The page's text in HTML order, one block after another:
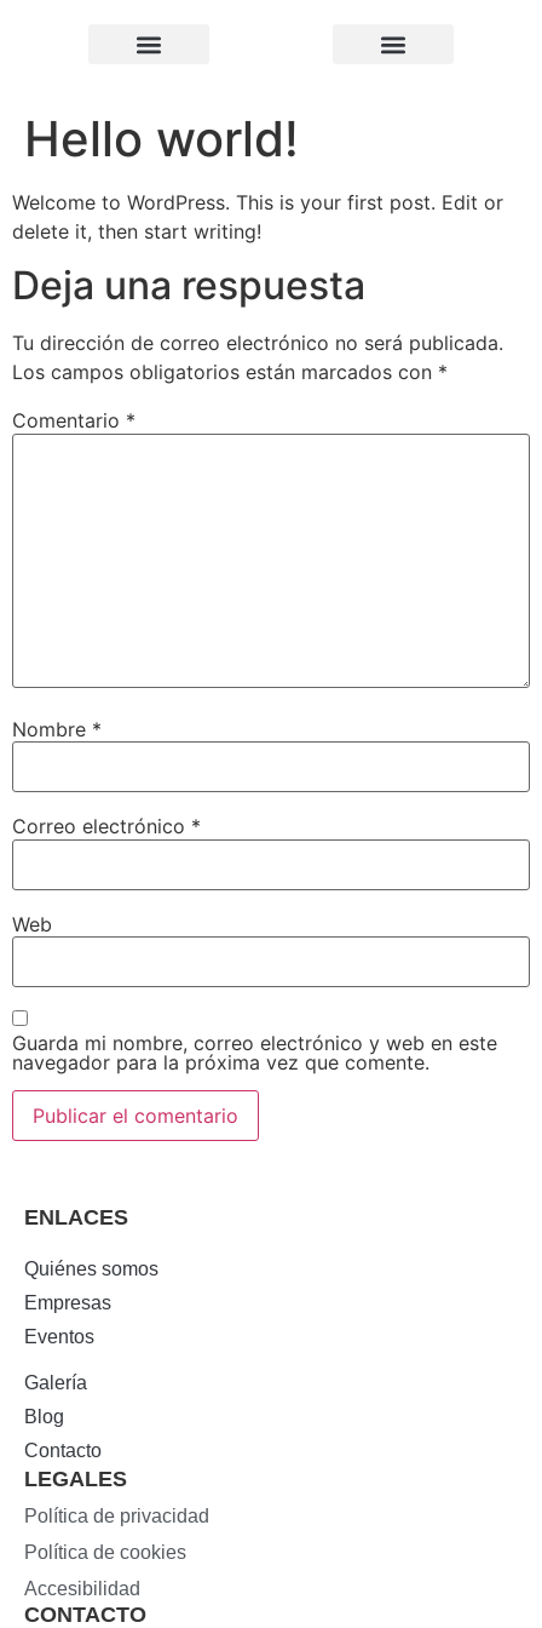
Hello world!
Welcome to WordPress. This is your first post. Edit or
delete it, then start writing!
Deja una respuesta
Tu dirección de correo electrónico no será publicada.
Los campos obligatorios están marcados con *
Comentario *
Nombre *
Correo electrónico *
Web
Guarda mi nombre, correo electrónico y web en este
navegador para la próxima vez que comente.
ENLACES
Quiénes somos
Empresas
Eventos
Galería
Blog
Contacto
LEGALES
Política de privacidad
Política de cookies
Accesibilidad
CONTACTO